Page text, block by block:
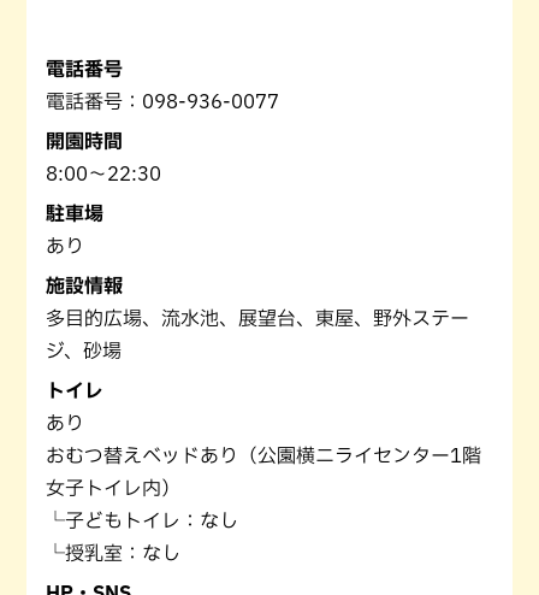
電話番号
電話番号：098-936-0077
開園時間
8:00〜22:30
駐車場
あり
施設情報
多目的広場、流水池、展望台、東屋、野外ステー
ジ、砂場
トイレ
あり
おむつ替えベッドあり（公園横ニライセンター1階
女子トイレ内）
└子どもトイレ：なし
└授乳室：なし